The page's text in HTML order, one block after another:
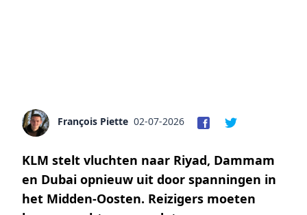
François Piette 02-07-2026
KLM stelt vluchten naar Riyad, Dammam
en Dubai opnieuw uit door spanningen in
het Midden-Oosten. Reizigers moeten